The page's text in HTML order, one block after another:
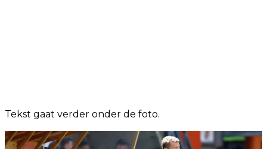
Tekst gaat verder onder de foto.